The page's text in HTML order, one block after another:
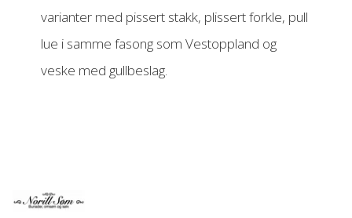
varianter med pissert stakk, plissert forkle, pull
lue i samme fasong som Vestoppland og
veske med gullbeslag.